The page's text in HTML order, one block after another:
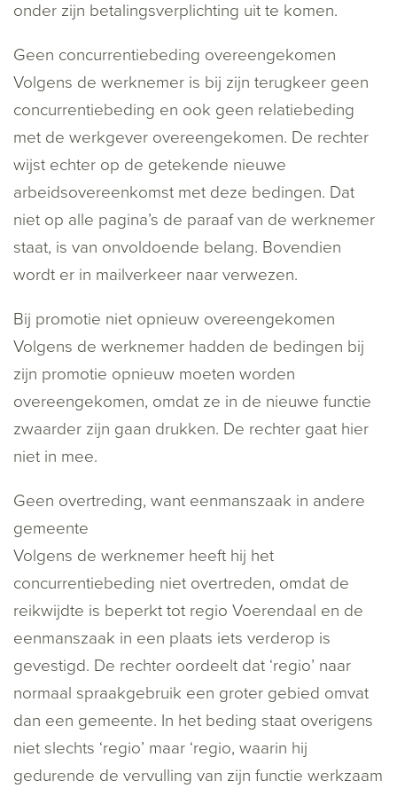
onder zijn betalingsverplichting uit te komen.
Geen concurrentiebeding overeengekomen
Volgens de werknemer is bij zijn terugkeer geen
concurrentiebeding en ook geen relatiebeding
met de werkgever overeengekomen. De rechter
wijst echter op de getekende nieuwe
arbeidsovereenkomst met deze bedingen. Dat
niet op alle pagina’s de paraaf van de werknemer
staat, is van onvoldoende belang. Bovendien
wordt er in mailverkeer naar verwezen.
Bij promotie niet opnieuw overeengekomen
Volgens de werknemer hadden de bedingen bij
zijn promotie opnieuw moeten worden
overeengekomen, omdat ze in de nieuwe functie
zwaarder zijn gaan drukken. De rechter gaat hier
niet in mee.
Geen overtreding, want eenmanszaak in andere
gemeente
Volgens de werknemer heeft hij het
concurrentiebeding niet overtreden, omdat de
reikwijdte is beperkt tot regio Voerendaal en de
eenmanszaak in een plaats iets verderop is
gevestigd. De rechter oordeelt dat ‘regio’ naar
normaal spraakgebruik een groter gebied omvat
dan een gemeente. In het beding staat overigens
niet slechts ‘regio’ maar ‘regio, waarin hij
gedurende de vervulling van zijn functie werkzaam